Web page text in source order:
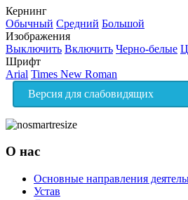
Кернинг
Обычный Средний Большой
Изображения
Выключить Включить Черно-белые
Шрифт
Arial Times New Roman
Версия для слабовидящих
О нас
Основные направления
Устав